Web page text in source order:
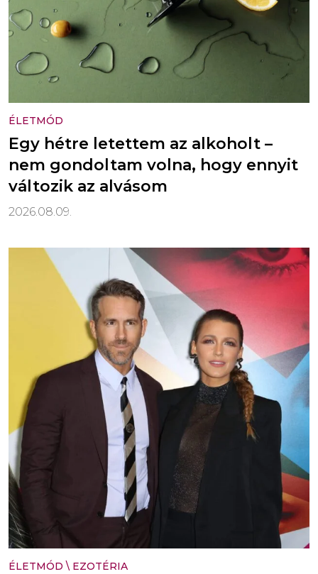
ÉLETMÓD
Egy hétre letettem az alkoholt –
nem gondoltam volna, hogy ennyit
változik az alvásom
2026.08.09.
ÉLETMÓD \ EZOTÉRIA